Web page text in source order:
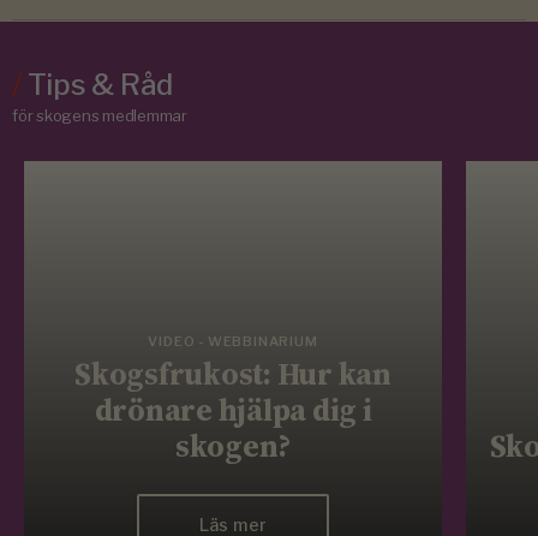
/Tips & Råd
för skogens medlemmar
VIDEO - WEBBINARIUM
Skogsfrukost: Hur kan
drönare hjälpa dig i
skogen?
Läs mer